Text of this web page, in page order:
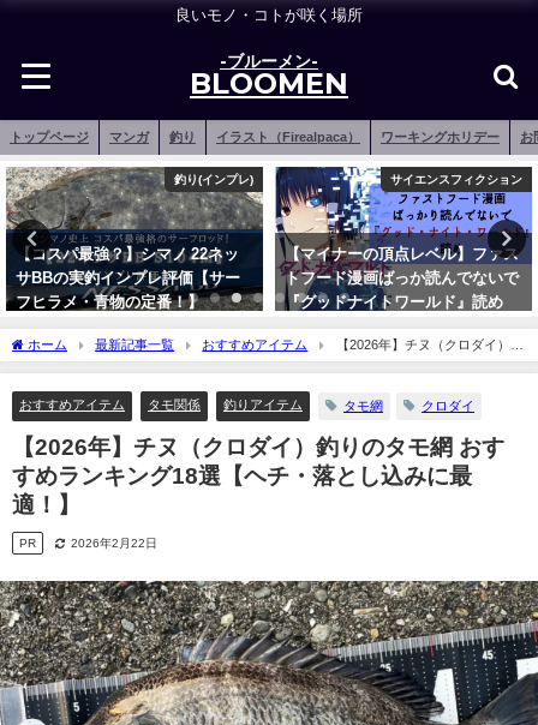
良いモノ・コトが咲く場所
-ブルーメン-
BLOOMEN
トップページ マンガ 釣り イラスト（Firealpaca） ワーキングホリデー お
サイエンスフィクション
【マイナーの頂点レベル】ファス
トフード漫画ばっか読んでないで
『グッドナイトワールド』読め
シーバスロッド
【覚悟はあるか？】シマノ 23デ
ィアルーナの実釣インプレ評価
【傑作ルアーロッド！】
ホーム 最新記事一覧 おすすめアイテム
【2026年】チヌ（クロダイ）釣
りのタモ網 おすすめランキング18選【ヘチ・落とし込みに最適！】
おすすめアイテム タモ関係 釣りアイテム タモ網 クロダイ
【2026年】チヌ（クロダイ）釣りのタモ網 おす
すめランキング18選【ヘチ・落とし込みに最
適！】
PR 2026年2月22日